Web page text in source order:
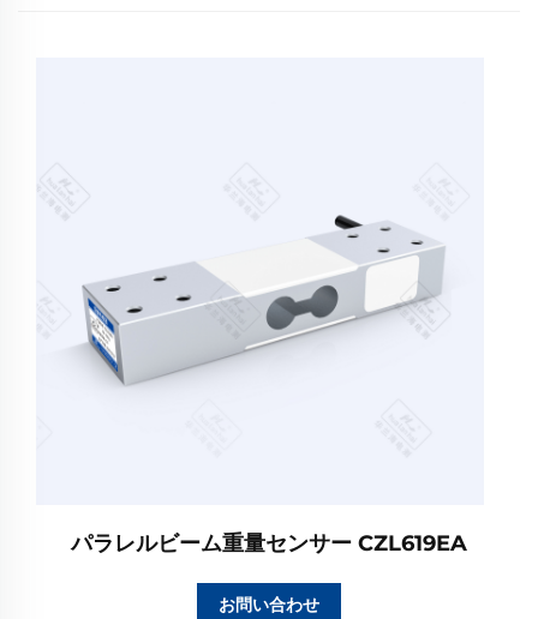
パラレルビーム重量センサー CZL619EA
お問い合わせ